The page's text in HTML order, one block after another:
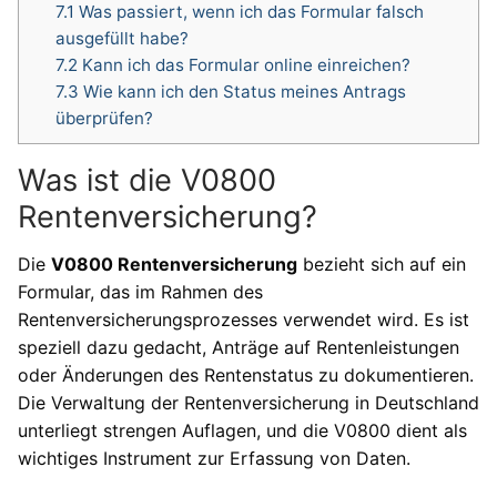
7.1 Was passiert, wenn ich das Formular falsch
ausgefüllt habe?
7.2 Kann ich das Formular online einreichen?
7.3 Wie kann ich den Status meines Antrags
überprüfen?
Was ist die V0800
Rentenversicherung?
Die V0800 Rentenversicherung bezieht sich auf ein
Formular, das im Rahmen des
Rentenversicherungsprozesses verwendet wird. Es ist
speziell dazu gedacht, Anträge auf Rentenleistungen
oder Änderungen des Rentenstatus zu dokumentieren.
Die Verwaltung der Rentenversicherung in Deutschland
unterliegt strengen Auflagen, und die V0800 dient als
wichtiges Instrument zur Erfassung von Daten.